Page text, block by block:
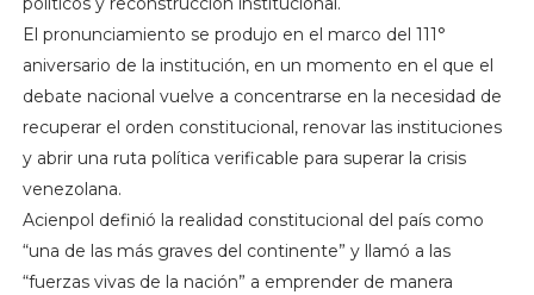
El pronunciamiento se produjo en el marco del 111°
aniversario de la institución, en un momento en el que el
debate nacional vuelve a concentrarse en la necesidad de
recuperar el orden constitucional, renovar las instituciones
y abrir una ruta política verificable para superar la crisis
venezolana.
Acienpol definió la realidad constitucional del país como
“una de las más graves del continente” y llamó a las
“fuerzas vivas de la nación” a emprender de manera